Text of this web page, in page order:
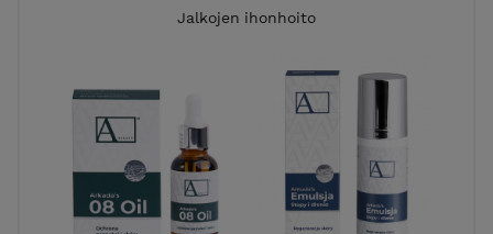
Jalkojen ihonhoito